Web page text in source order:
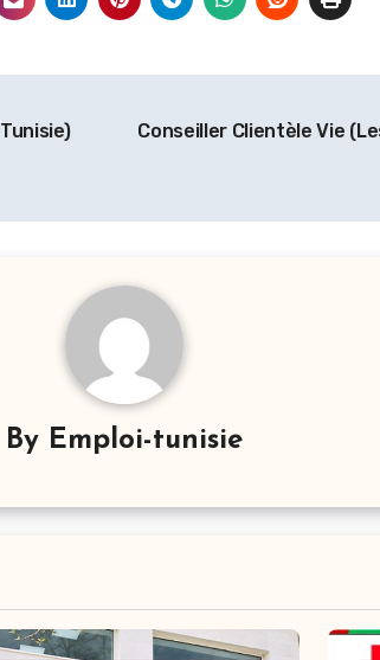
Conseiller Clientèle Vie
By Emploi-tunisie